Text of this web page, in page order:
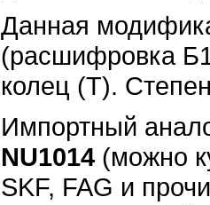
Данная
(расшифровка
колец (Т).
Импортный
NU1014 (можно
SKF, FAG и